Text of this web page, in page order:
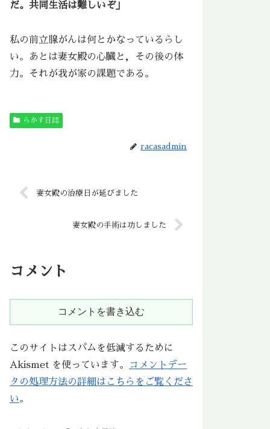
だ。共同生活は難しいぞ」
私の前立腺がんは何とかなっているらし
い。あとは妻女殿の心臓と，その後の体
力。それが我が家の課題である。
らかす日誌
racasadmin
妻女殿の治療日が延びました
妻女殿の手術は功しました
コメント
コメントを書き込む
このサイトはスパムを低減するために
Akismet を使っています。
コメントデー
タの処理方法の詳細はこちらをご覧くださ
い。